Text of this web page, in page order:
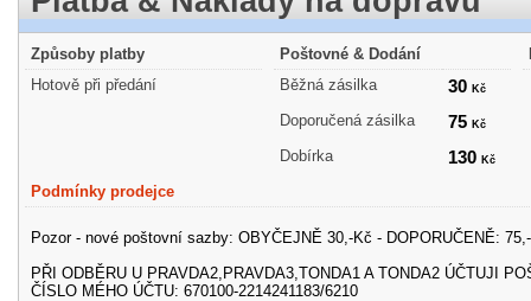
Způsoby platby
Hotově při předání
Poštovné & Dodání
Běžná zásilka
30 Kč
Doporučená zásilka 75 Kč
Dobírka 130 Kč
Podmínky prodejce
Pozor - nové poštovní sazby: OBYČEJNĚ 30,-Kč - DOPORUČENĚ:
PŘI ODBĚRU U PRAVDA2,PRAVDA3,TONDA1 A TONDA2 ÚČTUJI
ČÍSLO MÉHO ÚČTU: 670100-2214241183/6210